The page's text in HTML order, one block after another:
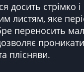
досить стрімко
листям, яке
переносить
плісняви.